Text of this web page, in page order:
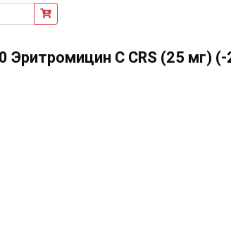
Эритромицин C CRS (25 мг) (-